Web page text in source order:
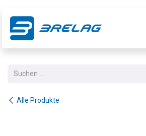
Alle Produkte